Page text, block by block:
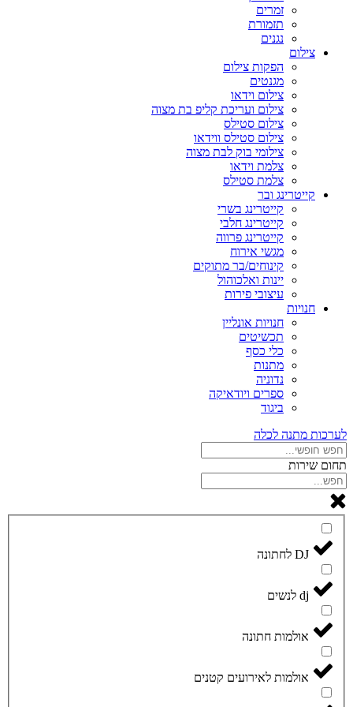
זמרים
תזמורת
נגנים
צילום
הפקות צילום
מגנטים
צילום וידאו
צילום ועריכת קליפ בת מצוה
צילום סטילס
צילום סטילס ווידאו
צילומי בוק לבת מצוה
צלמת וידאו
צלמת סטילס
קייטרינג ובר
קייטרינג בשרי
קייטרינג חלבי
קייטרינג פרווה
מגשי אירוח
קינוחים/בר מתוקים
יינות ואלכוהול
עיצובי פירות
חנויות
חנויות אונליין
תכשיטים
כלי כסף
מתנות
נדוניה
ספרים ויודאיקה
ביגוד
לערכות מתנה לכלה
תחום שירות
DJ לחתונה
dj לנשים
אולמות חתונה
אולמות לאירועים קטנים